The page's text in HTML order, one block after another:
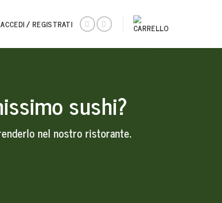
ACCEDI / REGISTRATI
sushi?
nel nostro ristorante.